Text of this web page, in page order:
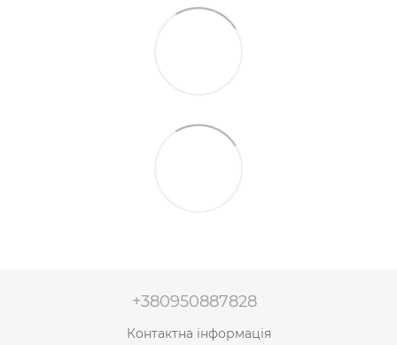
+380950887828
Контактна інформація